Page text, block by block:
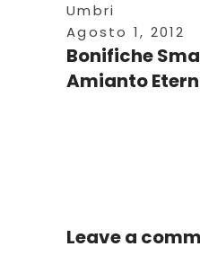
Umbri
Agosto 1, 2012
Bonifiche
Amianto
Leave a